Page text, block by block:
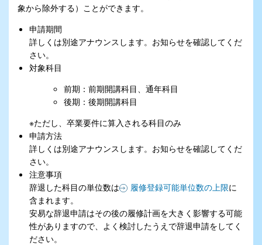
象から除外する）ことができます。
申請期間
詳しくは別途アナウンスします。お知らせを確認してくだ
さい。
対象科目
前期：前期開講科目、通年科目
後期：後期開講科目
※ただし、卒業要件に算入される科目のみ
申請方法
詳しくは別途アナウンスします。お知らせを確認してくだ
さい。
注意事項
辞退した科目の単位数は
履修登録可能単位数の上限に
含まれます。
安易な辞退申請はその後の履修計画を大きく影響する可能
性がありますので、よく検討したうえで辞退申請をしてく
ださい。